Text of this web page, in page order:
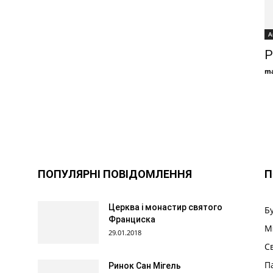
ПОПУЛЯРНІ ПОВІДОМЛЕННЯ
Церква і монастир святого
Франциска
29.01.2018
Ринок Сан Мігель